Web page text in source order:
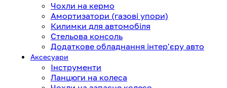
Чохли на кермо
Амортизатори (газові упори)
Килимки для автомобіля
Стельова консоль
Додаткове обладнання інтер'єру авто
Аксесуари
Інструменти
Ланцюги на колеса